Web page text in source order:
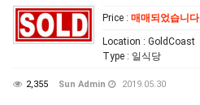
Price : 매매되었습니다
Location : GoldCoast
Type : 일식당
2,355 Sun Admin 2019.05.30